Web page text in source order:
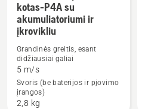
daugiau
detalių
Husqvarna
Aspire
P5-
kotas-P4A su
akumuliatoriumi ir
įkrovikliu
Grandinės greitis, esant
didžiausiai galiai
5 m/s
Svoris (be baterijos ir pjovimo
įrangos)
2,8 kg